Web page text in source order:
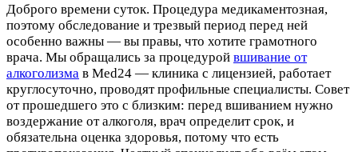
Доброго времени суток. Процедура медикаментозная,
поэтому обследование и трезвый период перед ней
особенно важны — вы правы, что хотите грамотного
врача. Мы обращались за процедурой вшивание от
алкоголизма в Med24 — клиника с лицензией, работает
круглосуточно, проводят профильные специалисты. Совет
от прошедшего это с близким: перед вшиванием нужно
воздержание от алкоголя, врач определит срок, и
обязательна оценка здоровья, потому что есть